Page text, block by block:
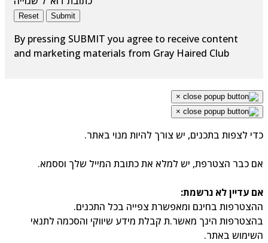
Submit
Reset
By pressing SUBMIT you agree to receive content
and marketing materials from Gray Haired Club
×
×
כדי לצפות בתכנים, יש צורך להיות מנוי באתר.
אם כבר הצטרפת, יש למלא את כתובת המייל שלך וססמא.
אם עדיין לא נרשמת:
ההצטרפות בחינם ומאפשרת צפייה בכל התכנים.
בהצטרפות הינך מאשר.ת קבלת מידע שיווקי והסכמה לתנאי
השימוש באתר.